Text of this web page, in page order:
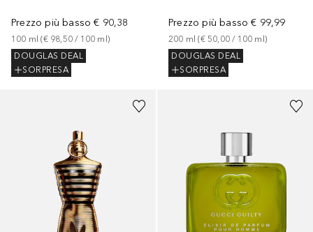
Prezzo più basso € 90,38
100 ml (€ 98,50 / 100 ml )
DOUGLAS DEAL
SORPRESA
Prezzo più basso € 99,99
200 ml (€ 50,00 / 100 ml )
DOUGLAS DEAL
SORPRESA